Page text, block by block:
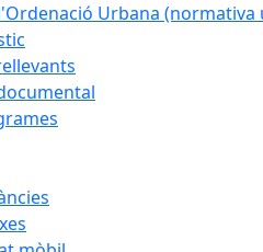
Urbana (normativa